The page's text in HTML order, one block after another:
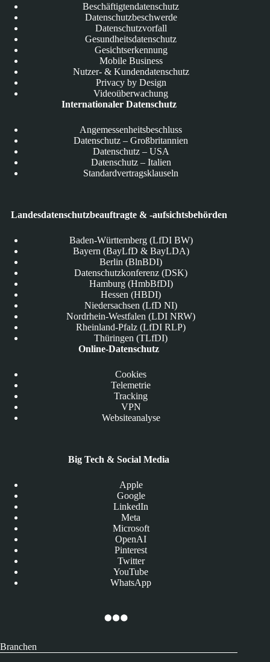
Beschäftigtendatenschutz
Datenschutzbeschwerde
Datenschutzvorfall
Gesundheitsdatenschutz
Gesichtserkennung
Mobile Business
Nutzer- & Kundendatenschutz
Privacy by Design
Videoüberwachung
Internationaler Datenschutz
Angemessenheitsbeschluss
Datenschutz – Großbritannien
Datenschutz – USA
Datenschutz – Italien
Standardvertragsklauseln
Landesdatenschutzbeauftragte & -aufsichtsbehörden
Baden-Württemberg (LfDI BW)
Bayern (BayLfD & BayLDA)
Berlin (BlnBDI)
Datenschutzkonferenz (DSK)
Hamburg (HmbBfDI)
Hessen (HBDI)
Niedersachsen (LfD NI)
Nordrhein-Westfalen (LDI NRW)
Rheinland-Pfalz (LfDI RLP)
Thüringen (TLfDI)
Online-Datenschutz
Cookies
Telemetrie
Tracking
VPN
Websiteanalyse
Big Tech & Social Media
Apple
Google
LinkedIn
Meta
Microsoft
OpenAI
Pinterest
Twitter
YouTube
WhatsApp
Branchen